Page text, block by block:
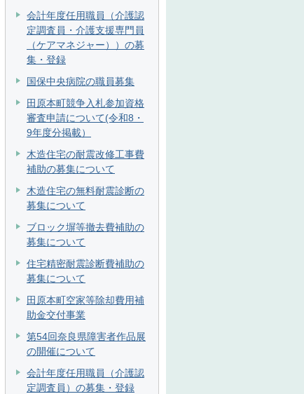
会計年度任用職員（介護認
定調査員・介護支援専門員
（ケアマネジャー））の募
集・登録
国保中央病院の職員募集
田原本町競争入札参加資格
審査申請について(令和8・
9年度分掲載）
木造住宅の耐震改修工事費
補助の募集について
木造住宅の無料耐震診断の
募集について
ブロック塀等撤去費補助の
募集について
住宅精密耐震診断費補助の
募集について
田原本町空家等除却費用補
助金交付事業
第54回奈良県障害者作品展
の開催について
会計年度任用職員（介護認
定調査員）の募集・登録